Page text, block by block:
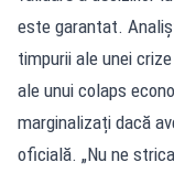
este garantat.
timpurii ale unei
ale unui colaps
marginalizați dacă
oficială. „Nu ne